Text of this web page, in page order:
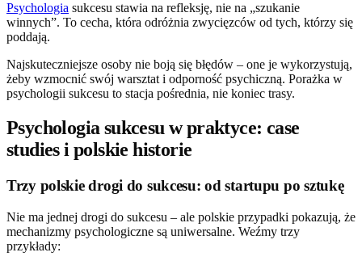
Psychologia sukcesu stawia na refleksję, nie na „szukanie
winnych”. To cecha, która odróżnia zwycięzców od tych, którzy się
poddają.
Najskuteczniejsze osoby nie boją się błędów – one je wykorzystują,
żeby wzmocnić swój warsztat i odporność psychiczną. Porażka w
psychologii sukcesu to stacja pośrednia, nie koniec trasy.
Psychologia sukcesu w praktyce: case
studies i polskie historie
Trzy polskie drogi do sukcesu: od startupu po sztukę
Nie ma jednej drogi do sukcesu – ale polskie przypadki pokazują, że
mechanizmy psychologiczne są uniwersalne. Weźmy trzy
przykłady: